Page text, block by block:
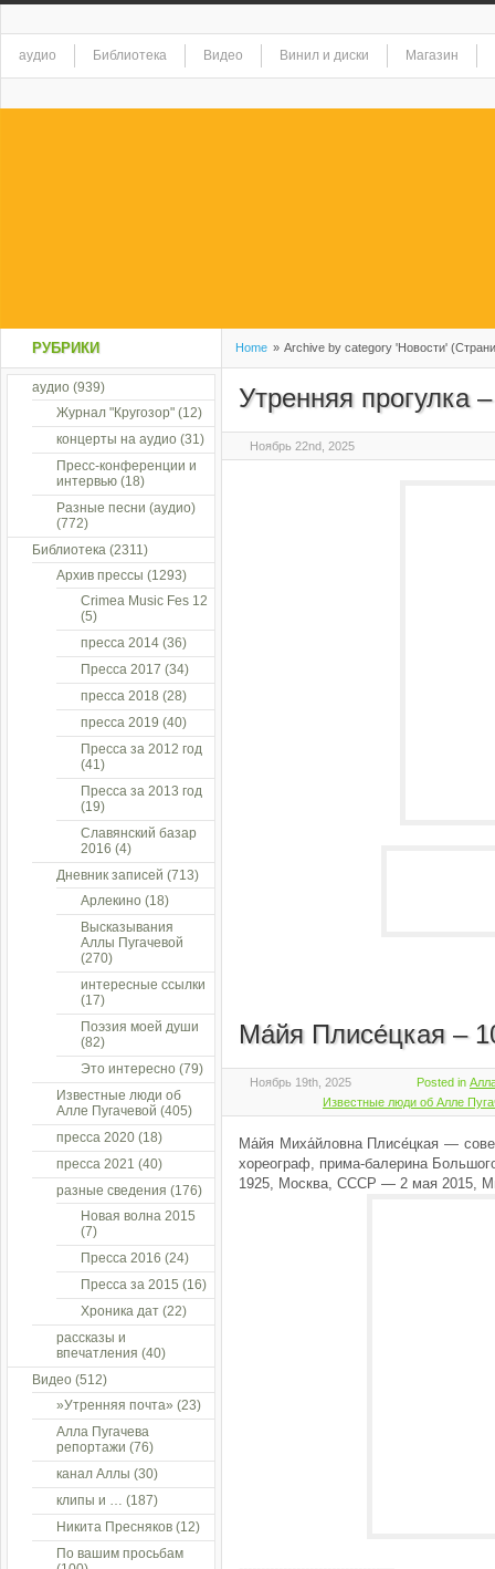
аудио Библиотека Видео Винил и диски Магазин
Home » Archive by category 'Новости'
Утренняя прогулка
Ноябрь 22nd, 2025
Ма́йя Плисе́цкая –
Ноябрь 19th, 2025 Posted in
Известные люди об Алле
Ма́йя Миха́йловна Плисе́цкая —
хореограф, прима-балерина
1925, Москва, СССР — 2 мая 2015,
РУБРИКИ
аудио (939)
Журнал "Кругозор" (12)
концерты на аудио (31)
Пресс-конференции и
интервью (18)
Разные песни (аудио)
(772)
Библиотека (2311)
Архив прессы (1293)
Crimea Music Fes 12
(5)
пресса 2014 (36)
Пресса 2017 (34)
пресса 2018 (28)
пресса 2019 (40)
Пресса за 2012 год
(41)
Пресса за 2013 год
(19)
Славянский базар
2016 (4)
Дневник записей (713)
Арлекино (18)
Высказывания
Аллы Пугачевой
(270)
интересные ссылки
(17)
Поэзия моей души
(82)
Это интересно (79)
Известные люди об
Алле Пугачевой (405)
пресса 2020 (18)
пресса 2021 (40)
разные сведения (176)
Новая волна 2015
(7)
Пресса 2016 (24)
Пресса за 2015 (16)
Хроника дат (22)
рассказы и
впечатления (40)
Видео (512)
»Утренняя почта» (23)
Алла Пугачева
репортажи (76)
канал Аллы (30)
клипы и … (187)
Никита Пресняков (12)
По вашим просьбам